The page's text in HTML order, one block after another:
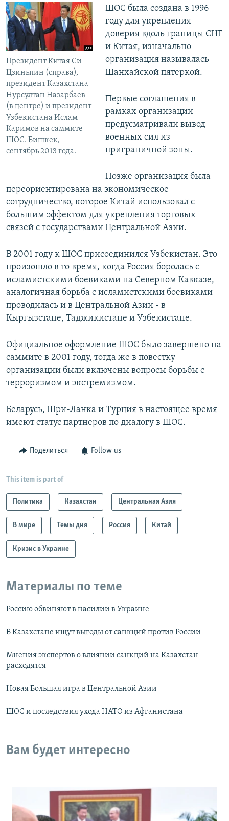
Президент Китая Си
Цзиньпин (справа),
президент Казахстана
Нурсултан Назарбаев
(в центре) и президент
Узбекистана Ислам
Каримов на саммите
ШОС. Бишкек,
сентябрь 2013 года.
ШОС была создана в 1996
году для укрепления
доверия вдоль границы СНГ
и Китая, изначально
организация называлась
Шанхайской пятеркой.
Первые соглашения в
рамках организации
предусматривали вывод
военных сил из
приграничной зоны.
Позже организация была
переориентирована на экономическое
сотрудничество, которое Китай использовал с
большим эффектом для укрепления торговых
связей с государствами Центральной Азии.
В 2001 году к ШОС присоединился Узбекистан. Это
произошло в то время, когда Россия боролась с
исламистскими боевиками на Северном Кавказе,
аналогичная борьба с исламистскими боевиками
проводилась и в Центральной Азии - в
Кыргызстане, Таджикистане и Узбекистане.
Официальное оформление ШОС было завершено на
саммите в 2001 году, тогда же в повестку
организации были включены вопросы борьбы с
терроризмом и экстремизмом.
Беларусь, Шри-Ланка и Турция в настоящее время
имеют статус партнеров по диалогу в ШОС.
Поделиться Follow us
This item is part of
Политика Казахстан Центральная Азия
В мире Темы дня Россия Китай
Кризис в Украине
Материалы по теме
Россию обвиняют в насилии в Украине
В Казахстане ищут выгоды от санкций против России
Мнения экспертов о влиянии санкций на Казахстан
расходятся
Новая Большая игра в Центральной Азии
ШОС и последствия ухода НАТО из Афганистана
Вам будет интересно